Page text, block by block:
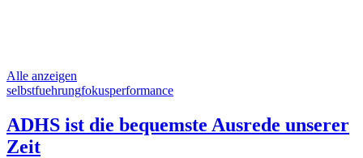
Alle anzeigen
selbstfuehrungfokusperformance
ADHS ist die bequemste Ausrede unserer
Zeit